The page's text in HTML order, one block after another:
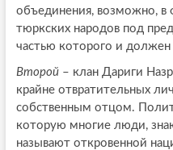
объединения, возможно, в
тюркских народов под
частью которого и должен
Второй – клан Дариги
крайне отвратительных
собственным отцом.
которую многие люди,
называют откровенной